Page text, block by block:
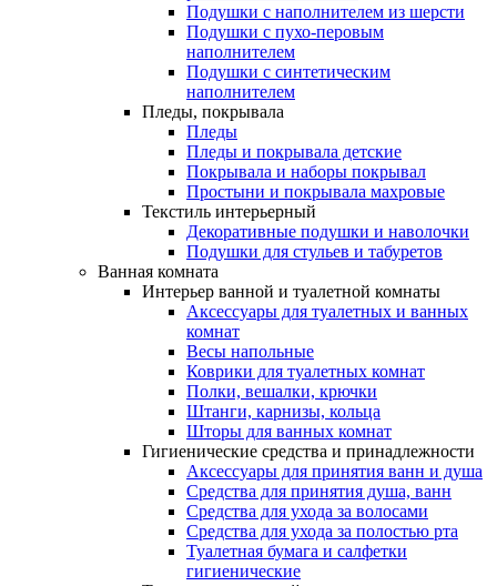
Подушки с наполнителем из шерсти
Подушки с пухо-перовым
наполнителем
Подушки с синтетическим
наполнителем
Пледы, покрывала
Пледы
Пледы и покрывала детские
Покрывала и наборы покрывал
Простыни и покрывала махровые
Текстиль интерьерный
Декоративные подушки и наволочки
Подушки для стульев и табуретов
Ванная комната
Интерьер ванной и туалетной комнаты
Аксессуары для туалетных и ванных
комнат
Весы напольные
Коврики для туалетных комнат
Полки, вешалки, крючки
Штанги, карнизы, кольца
Шторы для ванных комнат
Гигиенические средства и принадлежности
Аксессуары для принятия ванн и душа
Средства для принятия душа, ванн
Средства для ухода за волосами
Средства для ухода за полостью рта
Туалетная бумага и салфетки
гигиенические